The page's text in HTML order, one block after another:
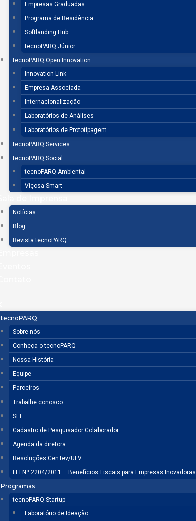
Empresas Graduadas
Programa de Residência
Softlanding Hub
tecnoPARQ Júnior
tecnoPARQ Open Innovation
Innovation Link
Empresa Associada
Internacionalização
Laboratórios de Análises
Laboratórios de Prototipagem
tecnoPARQ Services
tecnoPARQ Social
tecnoPARQ Ambiental
Viçosa Smart
Notícias
Blog
Revista tecnoPARQ
tecnoPARQ
Sobre nós
Conheça o tecnoPARQ
Nossa História
Equipe
Parceiros
Trabalhe conosco
SEI
Cadastro de Pesquisador Colaborador
Agenda da diretora
Resoluções CenTev/UFV
LEI Nº 2204/2011 – Benefícios Fiscais para Empresas Inovadoras
Programas
tecnoPARQ Startup
Laboratório de Ideação